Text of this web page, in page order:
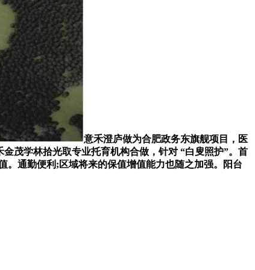
意禾澄庐做为合肥政务东旗舰项目，医
茂学林拾光取专业托育机构合做，针对 “白叟照护”。首
。通勤便利;区域将来的保值增值能力也随之加强。阳台